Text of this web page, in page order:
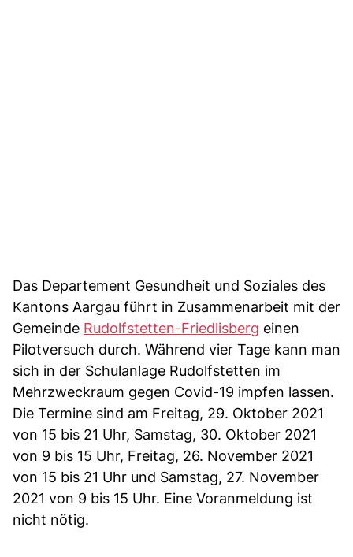
Das Departement Gesundheit und Soziales des
Kantons Aargau führt in Zusammenarbeit mit der
Gemeinde Rudolfstetten-Friedlisberg einen
Pilotversuch durch. Während vier Tage kann man
sich in der Schulanlage Rudolfstetten im
Mehrzweckraum gegen Covid-19 impfen lassen.
Die Termine sind am Freitag, 29. Oktober 2021
von 15 bis 21 Uhr, Samstag, 30. Oktober 2021
von 9 bis 15 Uhr, Freitag, 26. November 2021
von 15 bis 21 Uhr und Samstag, 27. November
2021 von 9 bis 15 Uhr. Eine Voranmeldung ist
nicht nötig.